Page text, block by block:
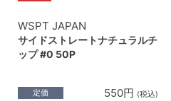
WSPT JAPAN
サイドストレートナチュラルチ
ップ #0 50P
定価 550円 (税込)